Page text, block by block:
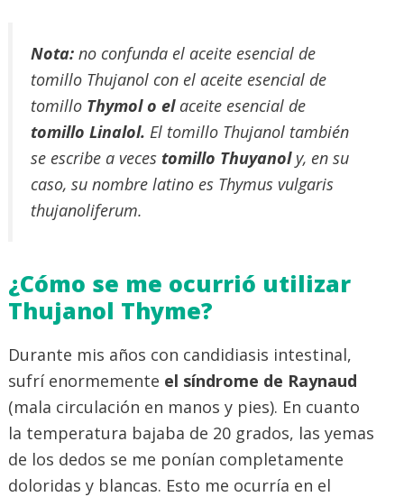
Nota: no confunda el aceite esencial de
tomillo Thujanol con el aceite esencial de
tomillo Thymol o elaceite esencial de
tomillo Linalol. El tomillo Thujanol también
se escribe a veces tomillo Thuyanol y, en su
caso, su nombre latino es Thymus vulgaris
thujanoliferum.
¿Cómo se me ocurrió utilizar
Thujanol Thyme?
Durante mis años con candidiasis intestinal,
sufrí enormemente el síndrome de Raynaud
(mala circulación en manos y pies). En cuanto
la temperatura bajaba de 20 grados, las yemas
de los dedos se me ponían completamente
doloridas y blancas. Esto me ocurría en el